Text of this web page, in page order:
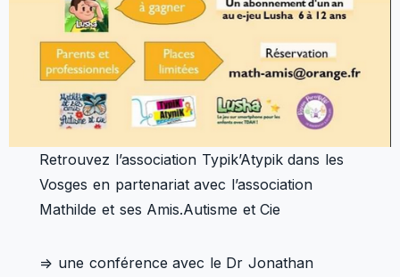
Retrouvez l’association Typik’Atypik dans les
Vosges en partenariat avec l’association
Mathilde et ses Amis.Autisme et Cie
=> une conférence avec le Dr Jonathan